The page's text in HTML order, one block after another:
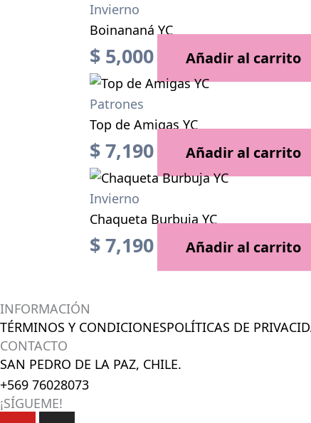
Invierno
Boinananá YC
$ 5,000 Añadir al carrito
Patrones
Top de Amigas YC
$7,190 Añadir al carrito
Invierno
Chaqueta Burbuja YC
$7,190 Añadir al carrito
INFORMACIÓN
TÉRMINOS Y CONDICIONESPOLÍTICAS DE
CONTACTO
SAN PEDRO DE LA PAZ, CHILE.
+569 76028073
¡SÍGUEME!